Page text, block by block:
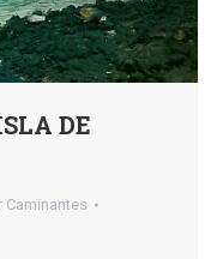
DE
Caminantes